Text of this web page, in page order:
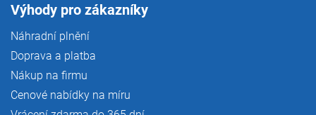
Výhody pro zákazníky
Náhradní plnění
Doprava a platba
Nákup na firmu
Cenové nabídky na míru